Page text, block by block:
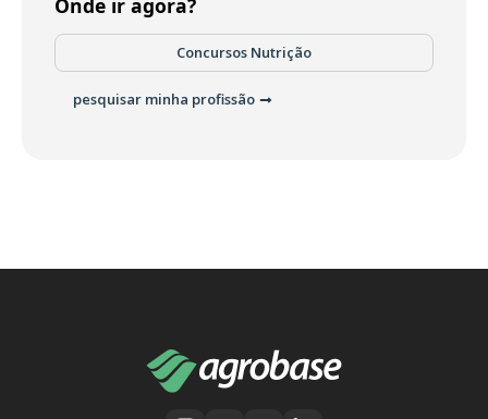
Onde ir agora?
Concursos Nutrição
pesquisar minha profissão